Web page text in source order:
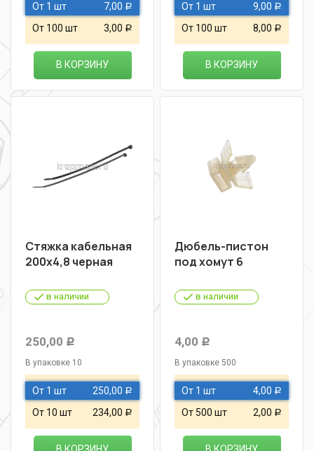
От 1 шт 7,00 Р
От 100 шт 3,00 Р
В КОРЗИНУ
От 1 шт 9,00 Р
От 100 шт 8,00 Р
В КОРЗИНУ
Стяжка кабельная
200х4,8 черная
в наличии
250,00 Р
В упаковке 10
От 1 шт 250,00 Р
От 10 шт 234,00 Р
Дюбель-пистон
под хомут 6
в наличии
4,00 Р
В упаковке 500
От 1 шт 4,00 Р
От 500 шт 2,00 Р